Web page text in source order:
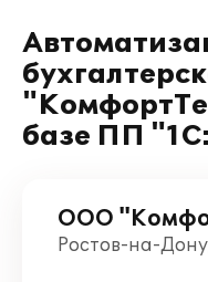
базе ПП
ООО
Ростов-на-